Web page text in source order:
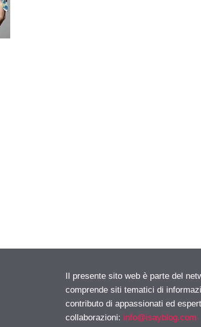
Il presente sito web è parte del
comprende siti tematici di
contributo di appassionati ed
collaborazioni: info@isayblog.com